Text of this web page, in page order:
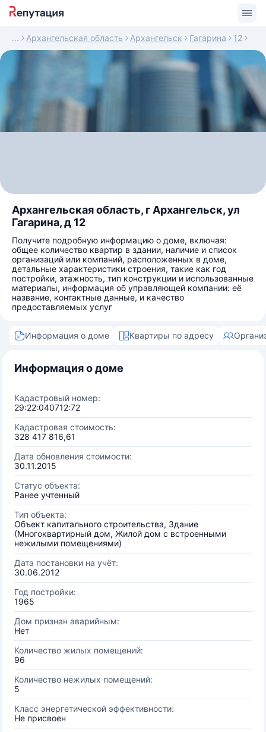
Архангельская область Архангельск Гагарина 12
Архангельская область, г Архангельск, ул
Гагарина, д 12
Получите подробную информацию о доме, включая:
общее количество квартир в здании, наличие и список
организаций или компаний, расположенных в доме,
детальные характеристики строения, такие как год
постройки, этажность, тип конструкции и использованные
материалы, информация об управляющей компании: её
название, контактные данные, и качество
предоставляемых услуг
Информация о доме Квартиры по адресу
Информация о доме
Кадастровый номер:
29:22:040712:72
Кадастровая стоимость:
328 417 816,61
Дата обновления стоимости:
30.11.2015
Статус объекта:
Ранее учтенный
Тип объекта:
Объект капитального строительства, Здание
(Многоквартирный дом, Жилой дом с встроенными
нежилыми помещениями)
Дата постановки на учёт:
30.06.2012
Год постройки:
1965
Дом признан аварийным:
Нет
Количество жилых помещений:
96
Количество нежилых помещений:
5
Класс энергетической эффективности:
Не присвоен